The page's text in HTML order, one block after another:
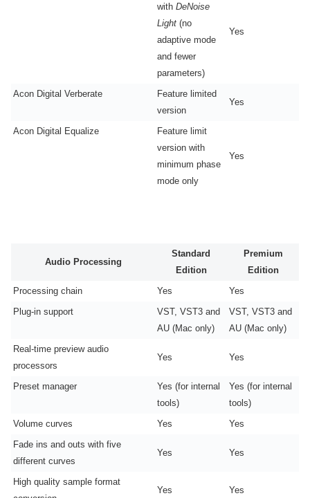
with DeNoise
Light (no
adaptive mode
and fewer
parameters)
Yes
Acon Digital Verberate
Feature limited
version
Yes
Acon Digital Equalize
Feature limit
version with
minimum phase
mode only
Yes
Audio Processing
Standard
Edition
Premium
Edition
Processing chain
Yes
Yes
Plug-in support
VST, VST3 and
AU (Mac only)
VST, VST3 and
AU (Mac only)
Real-time preview audio
processors
Yes Yes
Preset manager
Yes (for internal
tools)
Yes (for internal
tools)
Volume curves
Yes
Yes
Fade ins and outs with five
different curves
Yes Yes
High quality sample format
Yes Yes